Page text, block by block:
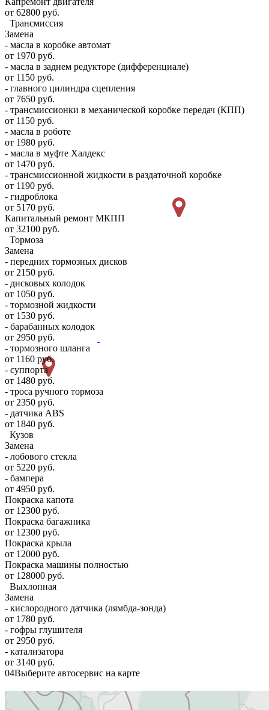
от 62800 руб.
Трансмиссия
Замена
- масла в коробке автомат
от 1970 руб.
- масла в заднем редукторе (дифференциале)
от 1150 руб.
- главного цилиндра сцепления
от 7650 руб.
- трансмиссионки в механической коробке передач (КПП)
от 1150 руб.
- масла в роботе
от 1980 руб.
- масла в муфте Халдекс
от 1470 руб.
- трансмиссионной жидкости в раздаточной коробке
от 1190 руб.
- гидроблока
от 5170 руб.
Капитальный ремонт МКПП
от 32100 руб.
Тормоза
Замена
- передних тормозных дисков
от 2150 руб.
- дисковых колодок
от 1050 руб.
- тормозной жидкости
от 1530 руб.
- барабанных колодок
от 2950 руб.
- тормозного шланга
от 1160 руб.
- суппорта
от 1480 руб.
- троса ручного тормоза
от 2350 руб.
- датчика ABS
от 1840 руб.
Кузов
Замена
- лобового стекла
от 5220 руб.
- бампера
от 4950 руб.
Покраска капота
от 12300 руб.
Покраска багажника
от 12300 руб.
Покраска крыла
от 12000 руб.
Покраска машины полностью
от 128000 руб.
Выхлопная
Замена
- кислородного датчика (лямбда-зонда)
от 1780 руб.
- гофры глушителя
от 2950 руб.
- катализатора
от 3140 руб.
04Выберите автосервис на карте